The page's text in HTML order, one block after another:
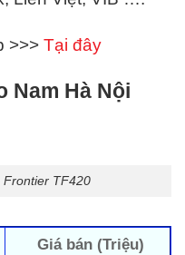
>>> Tại đây
Nam Hà Nội
TF420
Giá bán (Triệu)